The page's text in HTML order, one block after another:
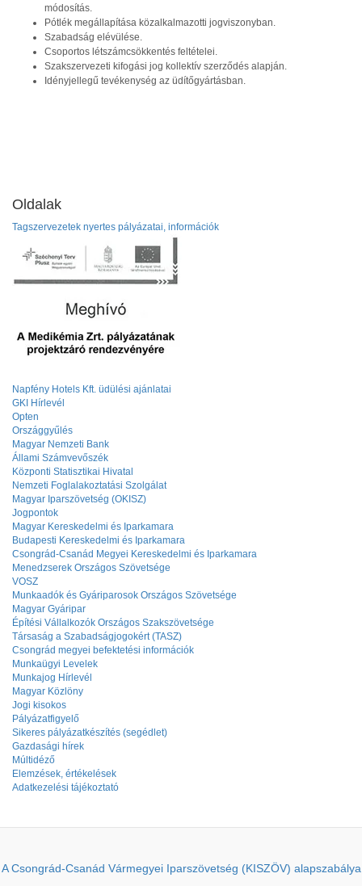
módosítás.
Pótlék megállapítása közalkalmazotti jogviszonyban.
Szabadság elévülése.
Csoportos létszámcsökkentés feltételei.
Szakszervezeti kifogási jog kollektív szerződés alapján.
Idényjellegű tevékenység az üdítőgyártásban.
Oldalak
Tagszervezetek nyertes pályázatai, információk
Napfény Hotels Kft. üdülési ajánlatai
GKI Hírlevél
Opten
Országgyűlés
Magyar Nemzeti Bank
Állami Számvevőszék
Központi Statisztikai Hivatal
Nemzeti Foglalakoztatási Szolgálat
Magyar Iparszövetség (OKISZ)
Jogpontok
Magyar Kereskedelmi és Iparkamara
Budapesti Kereskedelmi és Iparkamara
Csongrád-Csanád Megyei Kereskedelmi és Iparkamara
Menedzserek Országos Szövetsége
VOSZ
Munkaadók és Gyáriparosok Országos Szövetsége
Magyar Gyáripar
Építési Vállalkozók Országos Szakszövetsége
Társaság a Szabadságjogokért (TASZ)
Csongrád megyei befektetési információk
Munkaügyi Levelek
Munkajog Hírlevél
Magyar Közlöny
Jogi kisokos
Pályázatfigyelő
Sikeres pályázatkészítés (segédlet)
Gazdasági hírek
Múltidéző
Elemzések, értékelések
Adatkezelési tájékoztató
A Csongrád-Csanád Vármegyei Iparszövetség (KISZÖV) alapszabálya